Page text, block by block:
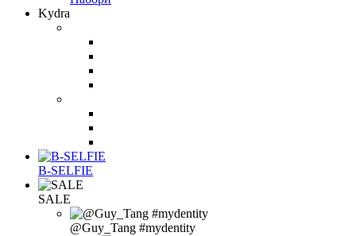
Kydra
B-SELFIE
SALE
@Guy_Tang #mydentity